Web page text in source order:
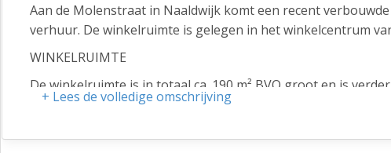
Aan de Molenstraat in Naaldwijk komt een recent
verhuur. De winkelruimte is gelegen in het winkelcentrum
WINKELRUIMTE
De winkelruimte is in totaal ca. 190 m² BVO groot en is
• Kantineruimte v.v. pantry en verwarming;
+ Lees de volledige omschrijving